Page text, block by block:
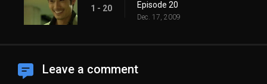
1 - 20 Episode 20
Dec. 17, 2009
Leave a comment